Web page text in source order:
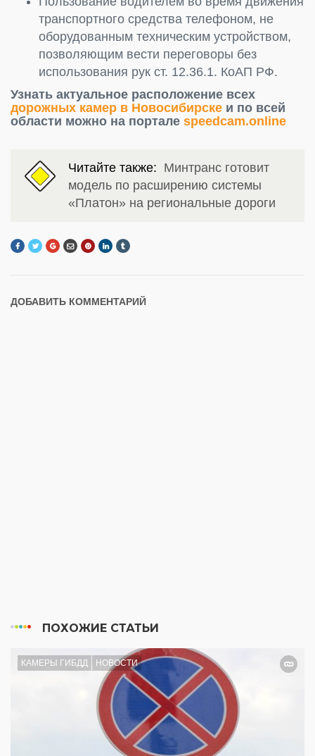
транспортного средства телефоном, не
оборудованным техническим устройством,
позволяющим вести переговоры без
использования рук ст. 12.36.1. КоАП РФ.
Узнать актуальное расположение всех
дорожных камер в Новосибирске и по всей
области можно на портале speedcam.online
Читайте также: Минтранс готовит
модель по расширению системы
«Платон» на региональные дороги
ДОБАВИТЬ КОММЕНТАРИЙ
ПОХОЖИЕ СТАТЬИ
КАМЕРЫ ГИБДД НОВОСТИ